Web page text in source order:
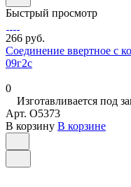
Быстрый просмотр
266 руб.
Соединение ввертное с
09г2с
0
Изготавливается под
Арт. O5373
В корзину В корзине